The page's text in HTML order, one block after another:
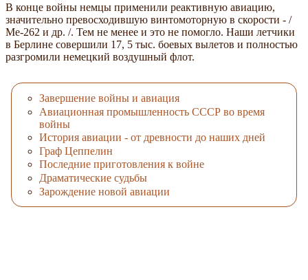
В конце войны немцы применили реактивную авиацию,
значительно превосходившую винтомоторную в скорости - /
Ме-262 и др. /. Тем не менее и это не помогло. Наши летчики
в Берлине совершили 17, 5 тыс. боевых вылетов и полностью
разгромили немецкий воздушный флот.
Завершение войны и авиация
Авиационная промышленность СССР во время
войны
История авиации - от древности до наших дней
Граф Цеппелин
Последние приготовления к войне
Драматические судьбы
Зарождение новой авиации